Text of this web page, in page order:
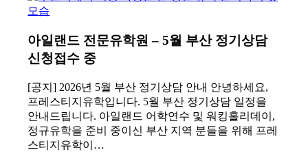
아일랜드 전문유학원 – 5월 부산 정기상담
신청접수 중
[공지] 2026년 5월 부산 정기상담 안내 안녕하세요,
프레스티지유학입니다. 5월 부산 정기상담 일정을
안내드립니다. 아일랜드 어학연수 및 워킹홀리데이,
정규유학을 준비 중이신 부산 지역 분들을 위해 프레
스티지유학이…